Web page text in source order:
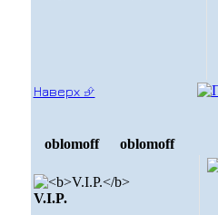
Наверх ⮵
oblomoff oblomoff
V.I.P.